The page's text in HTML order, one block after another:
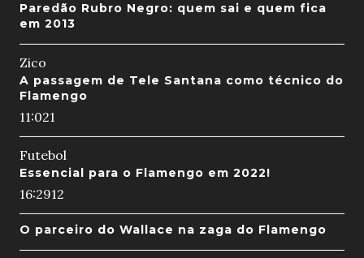
Paredão Rubro Negro: quem sai e quem fica
em 2013
Zico
A passagem de Tele Santana como técnico do
Flamengo
11:021
Futebol
Essencial para o Flamengo em 2022!
16:2912
O parceiro do Wallace na zaga do Flamengo